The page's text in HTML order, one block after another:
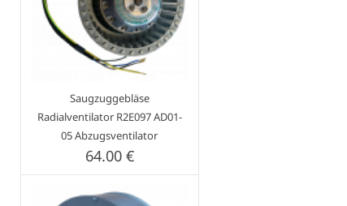
Saugzuggebläse
Radialventilator R2E097 AD01-
05 Abzugsventilator
64.00 €